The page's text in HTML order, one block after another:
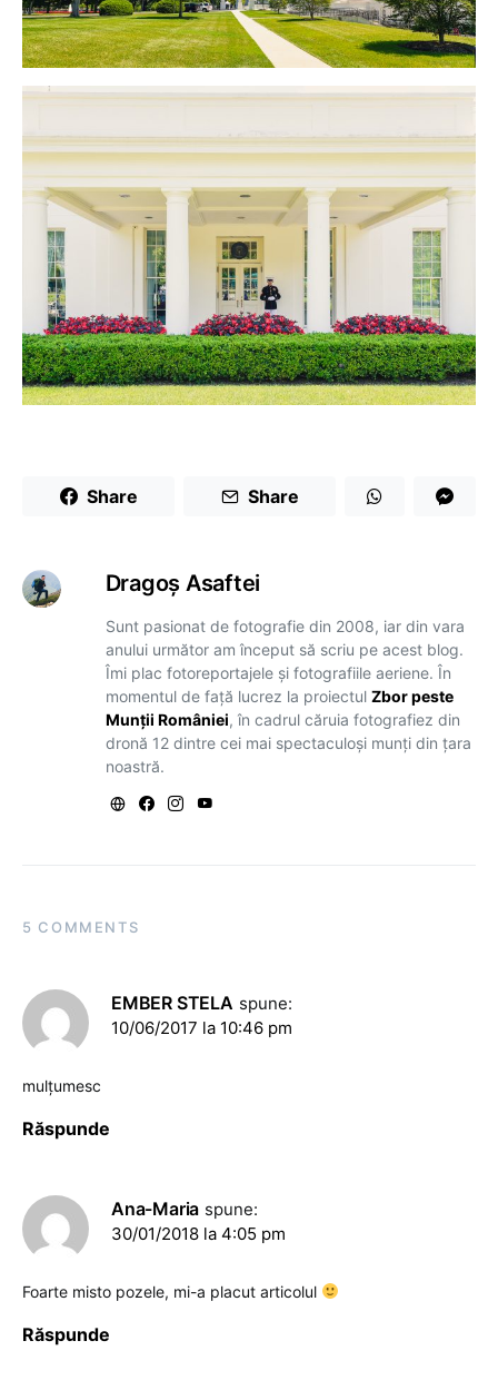
Share Share
Dragoş Asaftei
Sunt pasionat de fotografie din 2008, iar din vara
anului următor am început să scriu pe acest blog.
Îmi plac fotoreportajele și fotografiile aeriene. În
momentul de față lucrez la proiectul Zbor peste
Munții României, în cadrul căruia fotografiez din
dronă 12 dintre cei mai spectaculoși munți din țara
noastră.
5 COMMENTS
EMBER STELA spune:
10/06/2017 la 10:46 pm
mulţumesc
Răspunde
Ana-Maria spune:
30/01/2018 la 4:05 pm
Foarte misto pozele, mi-a placut articolul
Răspunde